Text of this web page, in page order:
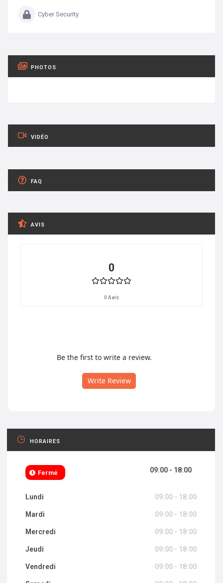
Cyber Security
PHOTOS
VIDÉO
FAQ
AVIS
0
0 Avis
Be the first to write a review.
Write Review
HORAIRES
Fermé 09:00 - 18:00
Lundi 09:00 - 18:00
Mardi 09:00 - 18:00
Mercredi 09:00 - 18:00
Jeudi 09:00 - 18:00
Vendredi 09:00 - 18:00